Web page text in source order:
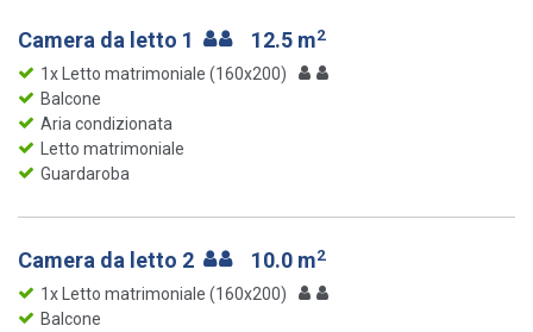
Camera da letto 1 12.5 m2
1x Letto matrimoniale (160x200)
Balcone
Aria condizionata
Letto matrimoniale
Guardaroba
Camera da letto 2 10.0 m2
1x Letto matrimoniale (160x200)
Balcone